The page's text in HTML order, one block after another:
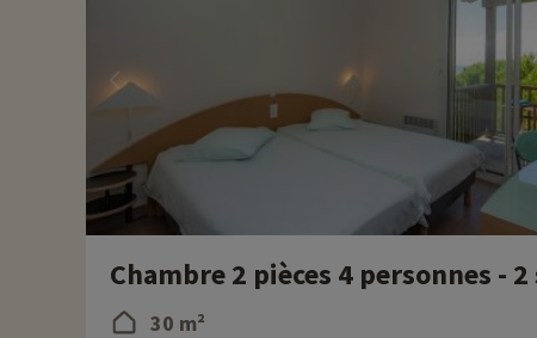
Chambre 2 pièces 4 personnes -
30 m²